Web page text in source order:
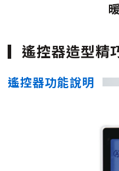
遙控器造型精
遙控器功能說明